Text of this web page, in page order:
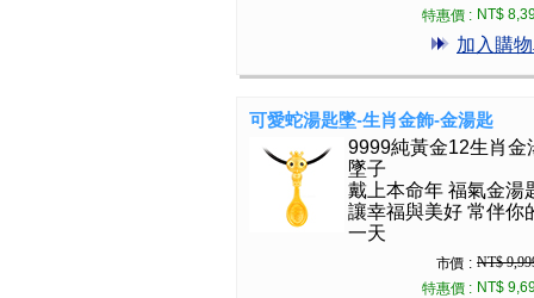
特惠價 : NT$
加入購
可愛蛇湯匙墜-生肖金飾-金湯匙
9999純黃金12生肖金
墜子
戴上本命年 福氣金湯
讓幸福與美好 常伴你
一天
市價 : NT$
特惠價 : NT$